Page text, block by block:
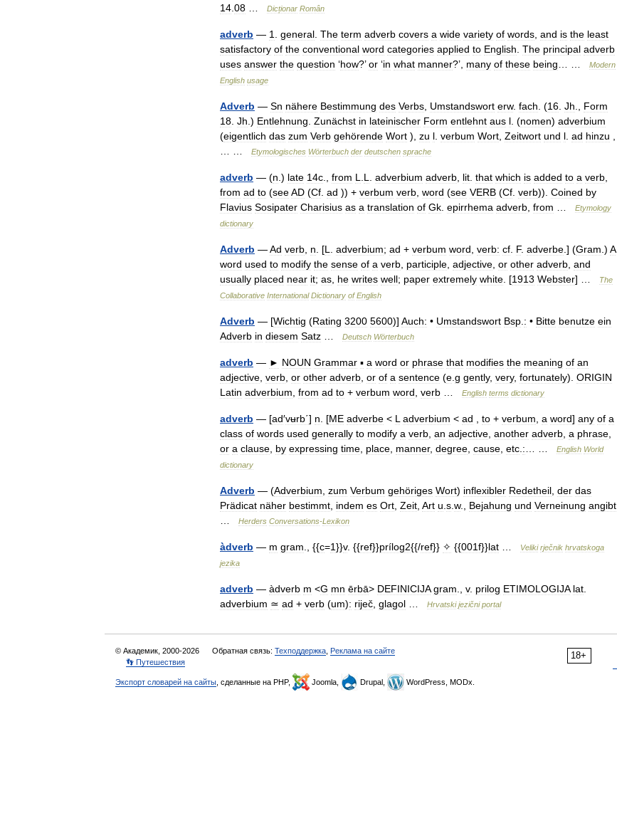
14 08 Dicționar Român
adverb — 1 general The term adverb covers a wide variety of words and is the least
satisfactory of the conventional word categories applied to English The principal adverb
uses answer the question ‘how?’or ‘in what manner?’, many of these being
Modern
English usage
Adverb — Sn nähere Bestimmung des Verbs Umstandswort erw. fach . (16 Jh
Form
18 Jh .) Entlehnung Zunächst in lateinischer Form entlehnt aus l . (nomen) adverbium
(eigentlich das zum Verb gehörende Wort ), zu l verbum Wort Zeitwort und l ad hinzu
Etymologisches Wörterbuch der deutschen sprache
adverb — (n .) late 14c from L L adverbium adverb lit that which is added to a verb
from ad to (seeAD (Cf ad )) + verbum verb word (see VERB (Cf verb)). Coined by
Flavius Sosipater Charisius as a translation of Gk epirrhema adverb from
Etymology
dictionary
Adverb —Ad verb n . [L adverbium; ad + verbum word verb: cf F. adverbe .] (Gram .) A
word used to modify the sense of a verb participle adjective or other adverb and
usually placed near it; as he writes well; paper extremely white . [1913 Webster] …
The
Collaborative International Dictionary of English
Adverb — [Wichtig (Rating 3200 5600)] Auch: • Umstandswort Bsp : • Bitte benutze ein
Adverb in diesem Satz Deutsch Wörterbuch
adverb — ► NOUN Grammar ▪ a word or phrase that modifies the meaning of an
adjective verb or other adverb or of a sentence (e g gently, very, fortunately). ORIGIN
Latin adverbium from ad to + verbum word verb English terms dictionary
adverb — [ad′vʉrb΄] n . [ME adverbe < L adverbium < ad to + verbum a word] any of a
class of words used generally to modify a verb an adjective another adverb a phrase
or a clause by expressing time place manner, degree cause etc : English World
dictionary
Adverb — (Adverbium zum Verbum gehöriges Wort) inflexibler Redetheil der das
Prädicat näher bestimmt indem es Ort Zeit Art u s w., Bejahung und Verneinung angibt
Herders Conversations-Lexikon
àdverb — m gram ., {{c=1}}v. {{ref}}prílog2{{/ref}} ✧ {{001f}}lat Veliki rječnik hrvatskoga
jezika
adverb — àdverb m <G mn ērbā> DEFINICIJA gram v. prilog ETIMOLOGIJA lat
adverbium ≃ ad + verb (um): riječ glagol Hrvatski jezični portal
18+
© Академик, 2000-2026 Обратная связь: Техподдержка Реклама на сайте
👣 Путешествия
Экспорт словарей на сайты , сделанные на PHP, Joomla, Drupal, WordPress, MODx.